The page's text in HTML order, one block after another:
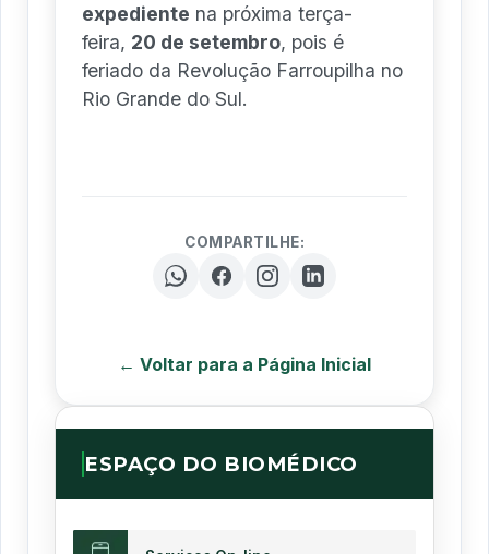
expediente na próxima terça-
feira, 20 de setembro, pois é
feriado da Revolução Farroupilha no
Rio Grande do Sul.
COMPARTILHE:
← Voltar para a Página Inicial
ESPAÇO DO BIOMÉDICO